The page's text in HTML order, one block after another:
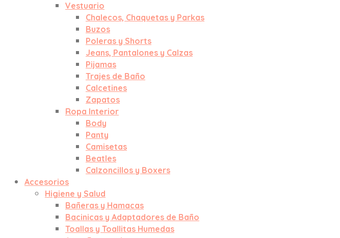
Vestuario
Chalecos, Chaquetas y Parkas
Buzos
Poleras y Shorts
Jeans, Pantalones y Calzas
Pijamas
Trajes de Baño
Calcetines
Zapatos
Ropa Interior
Body
Panty
Camisetas
Beatles
Calzoncillos y Boxers
Accesorios
Higiene y Salud
Bañeras y Hamacas
Bacinicas y Adaptadores de Baño
Toallas y Toallitas Humedas